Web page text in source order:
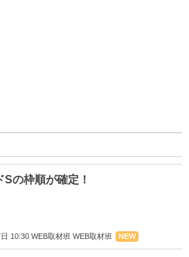
Sの枠順が確定！
10:30 WEB取材班 WEB取材班 NEW